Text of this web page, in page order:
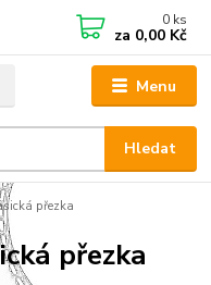
Menu
Hledat
0 ks
za 0,00 Kč
přezka
přezka